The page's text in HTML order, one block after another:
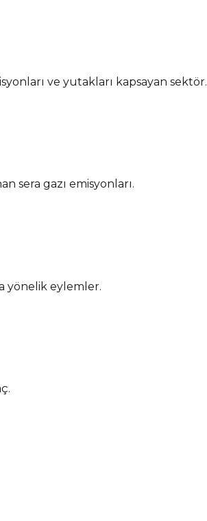
ve yutakları kapsayan sektör.
sera gazı emisyonları.
yönelik eylemler.